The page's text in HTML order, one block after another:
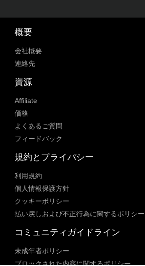
概要
会社概要
連絡先
資源
Affiliate
価格
よくあるご質問
フィードバック
規約とプライバシー
利用規約
個人情報保護方針
クッキーポリシー
払い戻しおよび不正行為に関するポリシー
コミュニティガイドライン
未成年者ポリシー
ブロックされた内容に関するポリシー